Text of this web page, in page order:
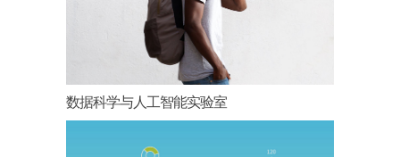
数据科学与人工智能实验室